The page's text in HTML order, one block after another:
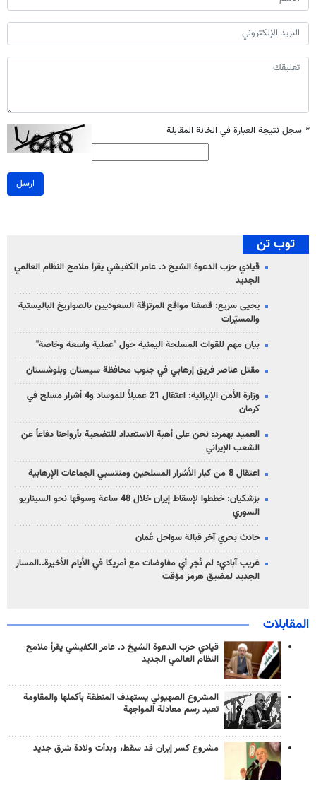
* سجل نتيجة العبارة في الخانة المقابلة
ارسل
توب تن
قيادي حزب الدعوة الشيخ د. عامر الكفيشي يقرأ ملامح النظام العالمي
الجديد
يحيى سريع: قصفنا مواقع المرتزقة السعوديين بالصواريخ الباليستية
والمسيّرات
بيان مهم للقوات المسلحة اليمنية حول "عملية واسعة وخاصة"
مقتل عناصر فريق إرهابي في جنوب محافظة سيستان وبلوشستان
وزارة الأمن الإيرانية: اعتقال 21 عميلاً للموساد و4 أشرار مسلح في
كرمان
العميد بهمرد: نحن على أهبة الاستعداد للتضحية بأرواحنا دفاعاً عن
الشعب الإيراني
اعتقال 8 من كبار الأشرار المسلحين ومنتسبي الجماعات الإرهابية
بزشكيان: خططوا لإسقاط إيران خلال 48 ساعة وسوقها نحو السيناريو
السوري
حادث بحري آخر قبالة سواحل عُمان
غريب آبادي: لم نُجرِ أي مفاوضات مع أمريكا في الأيام الأخيرة..المسار
الجديد لمضيق هرمز مؤقت
المقابلات
قيادي حزب الدعوة الشيخ د. عامر الكفيشي يقرأ ملامح
النظام العالمي الجديد
المشروع الصهيوني يستهدف المنطقة بأكملها والمقاومة
تعيد رسم معادلة المواجهة
مشروع كسر إيران قد سقط، وبدأت ولادة شرق جديد